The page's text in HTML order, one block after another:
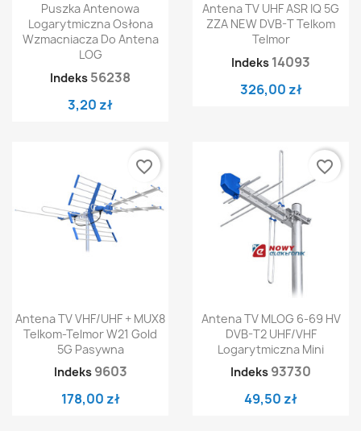
Puszka Antenowa
Logarytmiczna Osłona
Wzmacniacza Do Antena
LOG
Indeks 56238
3,20 zł
Antena TV UHF ASR IQ 5G
ZZA NEW DVB-T Telkom
Telmor
Indeks 14093
326,00 zł
Antena TV VHF/UHF + MUX8
Telkom-Telmor W21 Gold
5G Pasywna
Indeks 9603
178,00 zł
favorite_border
Antena TV MLOG 6-69 HV
DVB-T2 UHF/VHF
Logarytmiczna Mini
Indeks 93730
49,50 zł
favorite_border